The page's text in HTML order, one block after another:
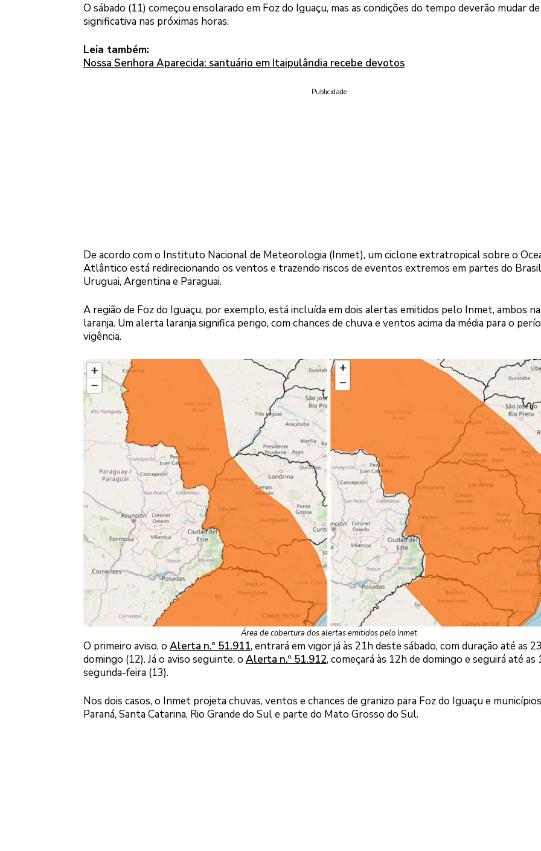
O sábado (11) começou ensolarado em Foz do Iguaçu, mas as condições do tempo deverão mudar
significativa nas próximas horas.
Leia também:
Nossa Senhora Aparecida: santuário em Itaipulândia recebe devotos
Publicidade
De acordo com o Instituto Nacional de Meteorologia (Inmet), um ciclone extratropical sobre o
Atlântico está redirecionando os ventos e trazendo riscos de eventos extremos em partes do
Uruguai, Argentina e Paraguai.
A região de Foz do Iguaçu, por exemplo, está incluída em dois alertas emitidos pelo Inmet, ambos
laranja. Um alerta laranja significa perigo, com chances de chuva e ventos acima da média para o
vigência.
Área de cobertura dos alertas emitidos pelo Inmet
O primeiro aviso, o Alerta n.º 51.911, entrará em vigor já às 21h deste sábado, com duração até as
domingo (12). Já o aviso seguinte, o Alerta n.º 51.912, começará às 12h de domingo e seguirá até as
segunda-feira (13).
Nos dois casos, o Inmet projeta chuvas, ventos e chances de granizo para Foz do Iguaçu e
Paraná, Santa Catarina, Rio Grande do Sul e parte do Mato Grosso do Sul.